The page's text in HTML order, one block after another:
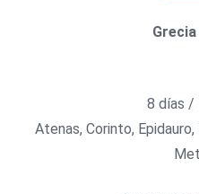
8 días /
Atenas, Corinto,